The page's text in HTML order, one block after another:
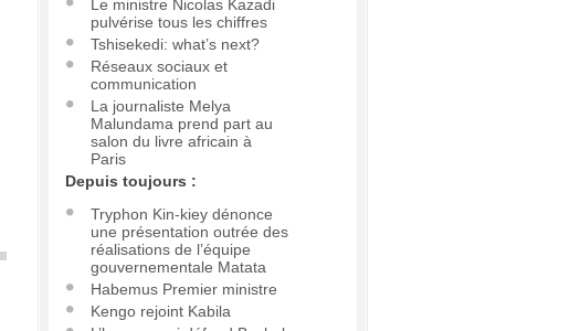
Le ministre Nicolas Kazadi
pulvérise tous les chiffres
Tshisekedi: what’s next?
Réseaux sociaux et
communication
La journaliste Melya
Malundama prend part au
salon du livre africain à
Paris
Depuis toujours :
Tryphon Kin-kiey dénonce
une présentation outrée des
réalisations de l’équipe
gouvernementale Matata
Habemus Premier ministre
Kengo rejoint Kabila